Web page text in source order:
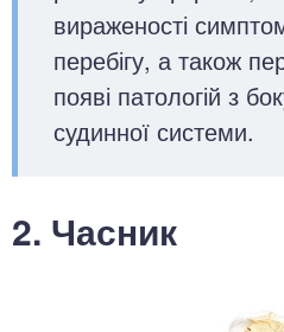
вираженості
перебігу, а також
появі патологій з
судинної системи.
2. Часник